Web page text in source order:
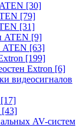
[30]
[79]
[31]
ATEN [9]
ATEN [63]
[199]
Extron [6]
видеосигналов
[17]
[43]
AV-систем